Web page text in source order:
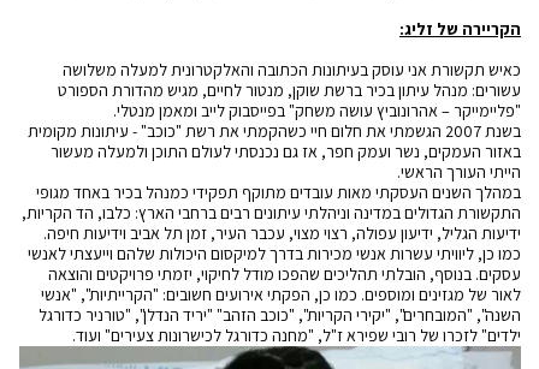
הקריירה של זליג:
כאיש תקשורת אני עוסק בעיתונות הכתובה והאלקטרונית למעלה משלושה
עשורים: מנהל עיתון בכיר ברשת שוקן, מנטור לחיים, מגיש מהדורת הספורט
"פליימייקר – אהרונוביץ עושה משחק" בפייסבוק לייב ומאמן מנטלי.
בשנת 2007 הגשמתי את חלום חיי כשהקמתי את רשת "כוכב" - עיתונות מקומית
באזור העמקים, נשר ועמק חפר, אז גם נכנסתי לעולם התוכן ולמעלה מעשור
הייתי העורך הראשי.
במהלך השנים העסקתי מאות עובדים מתוקף תפקידי כמנהל בכיר באחד מגופי
התקשורת הגדולים במדינה וניהלתי עיתונים רבים ברחבי הארץ: כלבו, הד הקריות,
ידיעות הגליל, ידיעון עפולה, רצוי מצוי, עכבר העיר, זמן תל אביב וידיעות חיפה.
כמו כן, ליוויתי עשרות אנשי מכירות בדרך למיקסום היכולות שלהם וייעצתי לאנשי
עסקים. בנוסף, הובלתי תהליכים שהפכו מודל לחיקוי, יזמתי פרויקטים והוצאה
לאור של מגזינים ומוספים. כמו כן, הפקתי אירועים חשובים: "הקרייתיות", "אנשי
השנה", "המובחרים", "יקירי הקריות", "כוכב הזהב" "יריד הנדלן", "טורניר כדורגל
ילדים" לזכרו של רובי שפירא ז"ל, "מחנה כדורגל לכישרונות צעירים" ועוד.